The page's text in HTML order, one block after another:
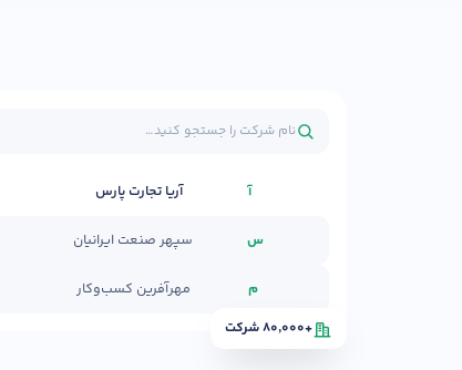
نام شرکت را جستجو کنید…
آ آریا تجارت پارس
س سپهر صنعت ایرانیان
م مهرآفرین کسب‌وکار
+۸۰٬۰۰۰ شرکت
هدف بلند مدت شما از آموزش چیست ؟